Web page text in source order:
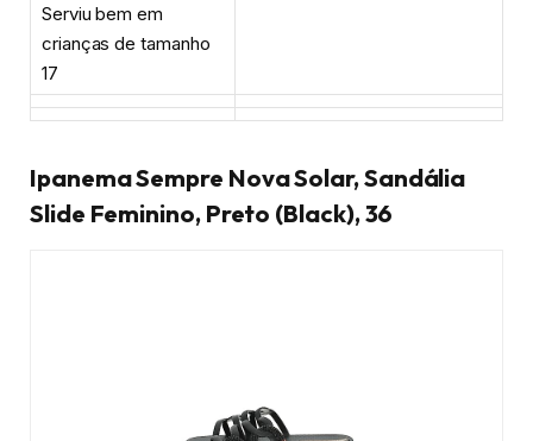
Serviu bem em
crianças de tamanho
17
Ipanema Sempre Nova Solar, Sandália
Slide Feminino, Preto (Black), 36